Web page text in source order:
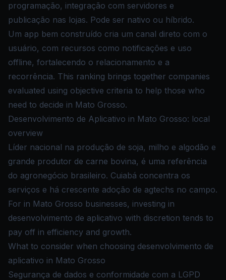
programação, integração com servidores e
publicação nas lojas. Pode ser nativo ou híbrido.
Um app bem construído cria um canal direto com o
usuário, com recursos como notificações e uso
offline, fortalecendo o relacionamento e a
recorrência. This ranking brings together companies
evaluated using objective criteria to help those who
need to decide in Mato Grosso.
Desenvolvimento de Aplicativo in Mato Grosso: local
overview
Líder nacional na produção de soja, milho e algodão e
grande produtor de carne bovina, é uma referência
do agronegócio brasileiro. Cuiabá concentra os
serviços e há crescente adoção de agtechs no campo.
For in Mato Grosso businesses, investing in
desenvolvimento de aplicativo with discretion tends to
pay off in efficiency and growth.
What to consider when choosing desenvolvimento de
aplicativo in Mato Grosso
Segurança de dados e conformidade com a LGPD